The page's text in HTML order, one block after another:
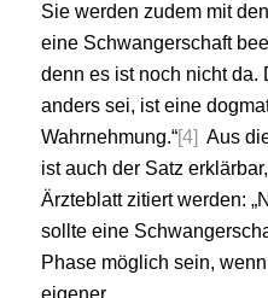
Sie werden zudem mit
eine Schwangerschaft
denn es ist noch nicht da.
anders sei, ist eine
Wahrnehmung.“[4] Aus
ist auch der Satz
Ärzteblatt zitiert werden:
sollte eine
Phase möglich sein,